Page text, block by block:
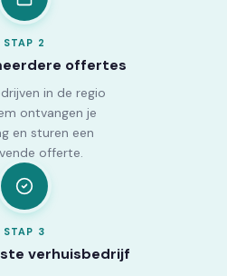
STAP 2
offertes
in de regio
ontvangen je
en sturen een
offerte.
STAP 3
verhuisbedrijf